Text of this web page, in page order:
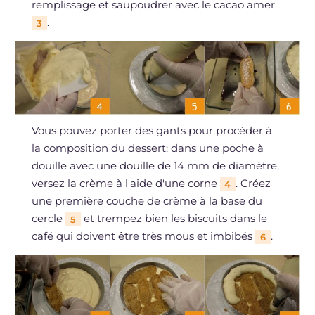
remplissage et saupoudrer avec le cacao amer
3 .
Vous pouvez porter des gants pour procéder à
la composition du dessert: dans une poche à
douille avec une douille de 14 mm de diamètre,
versez la crème à l'aide d'une corne
4 . Créez
une première couche de crème à la base du
cercle
5
et trempez bien les biscuits dans le
café qui doivent être très mous et imbibés
6 .